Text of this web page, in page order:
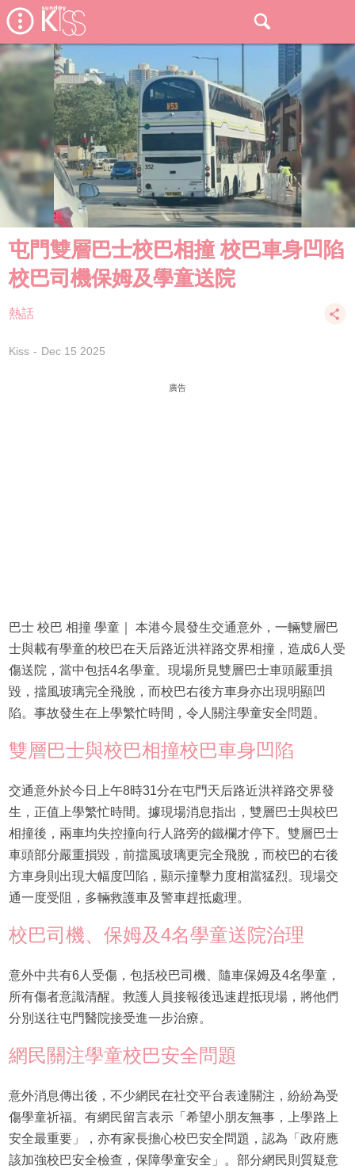
屯門雙層巴士校巴相撞 校巴車身凹陷
校巴司機保姆及學童送院
熱話
Kiss Dec 15 2025
廣告
巴士 校巴 相撞 學童｜ 本港今晨發生交通意外，一輛雙層巴
士與載有學童的校巴在天后路近洪祥路交界相撞，造成6人受
傷送院，當中包括4名學童。現場所見雙層巴士車頭嚴重損
毀，擋風玻璃完全飛脫，而校巴右後方車身亦出現明顯凹
陷。事故發生在上學繁忙時間，令人關注學童安全問題。
雙層巴士與校巴相撞校巴車身凹陷
交通意外於今日上午8時31分在屯門天后路近洪祥路交界發
生，正值上學繁忙時間。據現場消息指出，雙層巴士與校巴
相撞後，兩車均失控撞向行人路旁的鐵欄才停下。雙層巴士
車頭部分嚴重損毀，前擋風玻璃更完全飛脫，而校巴的右後
方車身則出現大幅度凹陷，顯示撞擊力度相當猛烈。現場交
通一度受阻，多輛救護車及警車趕抵處理。
校巴司機、保姆及4名學童送院治理
意外中共有6人受傷，包括校巴司機、隨車保姆及4名學童，
所有傷者意識清醒。救護人員接報後迅速趕抵現場，將他們
分別送往屯門醫院接受進一步治療。
網民關注學童校巴安全問題
意外消息傳出後，不少網民在社交平台表達關注，紛紛為受
傷學童祈福。有網民留言表示「希望小朋友無事，上學路上
安全最重要」，亦有家長擔心校巴安全問題，認為「政府應
該加強校巴安全檢查，保障學童安全」。部分網民則質疑意